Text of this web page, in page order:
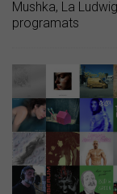
Mushka, La
programats